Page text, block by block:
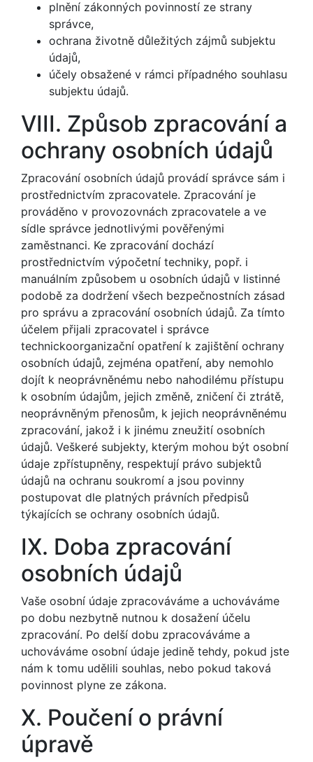
plnění zákonných povinností ze strany
správce,
ochrana životně důležitých zájmů subjektu
údajů,
účely obsažené v rámci případného souhlasu
subjektu údajů.
VIII. Způsob zpracování a
ochrany osobních údajů
Zpracování osobních údajů provádí správce sám i
prostřednictvím zpracovatele. Zpracování je
prováděno v provozovnách zpracovatele a ve
sídle správce jednotlivými pověřenými
zaměstnanci. Ke zpracování dochází
prostřednictvím výpočetní techniky, popř. i
manuálním způsobem u osobních údajů v listinné
podobě za dodržení všech bezpečnostních zásad
pro správu a zpracování osobních údajů. Za tímto
účelem přijali zpracovatel i správce
technickoorganizační opatření k zajištění ochrany
osobních údajů, zejména opatření, aby nemohlo
dojít k neoprávněnému nebo nahodilému přístupu
k osobním údajům, jejich změně, zničení či ztrátě,
neoprávněným přenosům, k jejich neoprávněnému
zpracování, jakož i k jinému zneužití osobních
údajů. Veškeré subjekty, kterým mohou být osobní
údaje zpřístupněny, respektují právo subjektů
údajů na ochranu soukromí a jsou povinny
postupovat dle platných právních předpisů
týkajících se ochrany osobních údajů.
IX. Doba zpracování
osobních údajů
Vaše osobní údaje zpracováváme a uchováváme
po dobu nezbytně nutnou k dosažení účelu
zpracování. Po delší dobu zpracováváme a
uchováváme osobní údaje jedině tehdy, pokud jste
nám k tomu udělili souhlas, nebo pokud taková
povinnost plyne ze zákona.
X. Poučení o právní
úpravě